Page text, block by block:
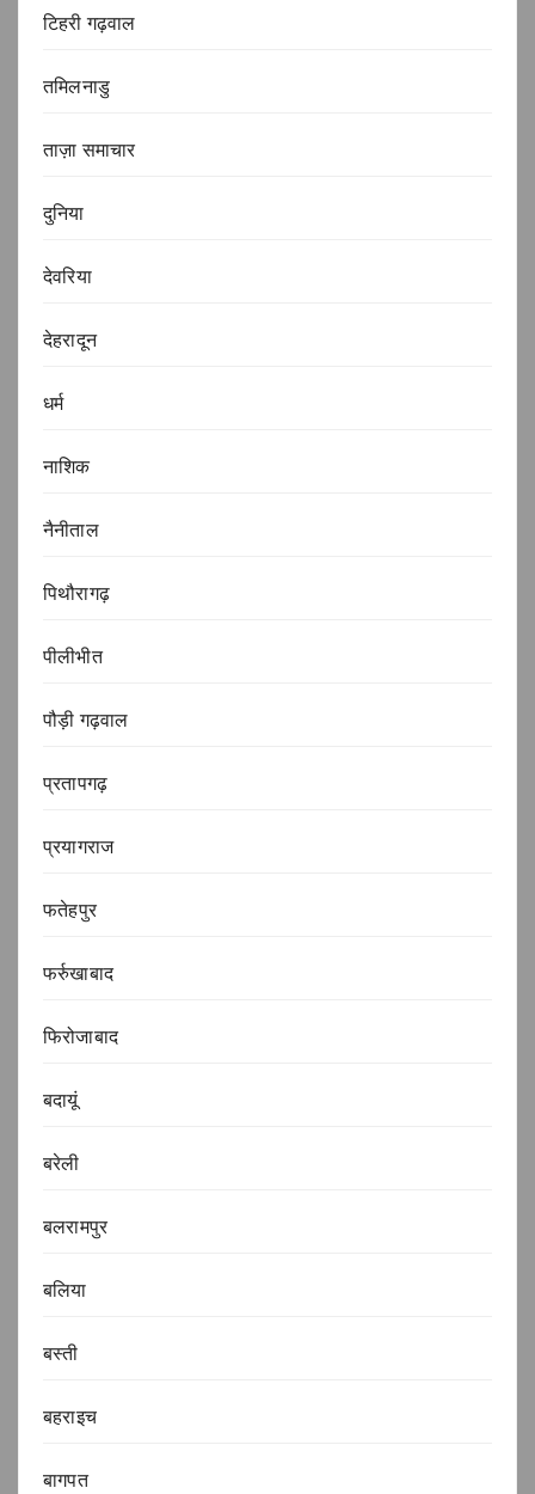
टिहरी गढ़वाल
तमिलनाडु
ताज़ा समाचार
दुनिया
देवरिया
देहरादून
धर्म
नाशिक
नैनीताल
पिथौरागढ़
पीलीभीत
पौड़ी गढ़वाल
प्रतापगढ़
प्रयागराज
फतेहपुर
फर्रुखाबाद
फिरोजाबाद
बदायूं
बरेली
बलरामपुर
बलिया
बस्ती
बहराइच
बागपत